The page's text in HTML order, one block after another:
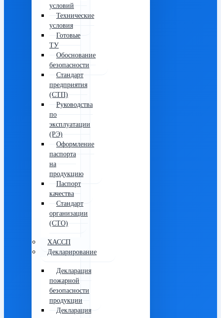
условий
Технические
условия
Готовые
ТУ
Обоснование
безопасности
Стандарт
предприятия
(СТП)
Руководства
по
эксплуатации
(РЭ)
Оформление
паспорта
на
продукцию
Паспорт
качества
Стандарт
организации
(СТО)
ХАССП
Декларирование
Декларация
пожарной
безопасности
продукции
Декларация